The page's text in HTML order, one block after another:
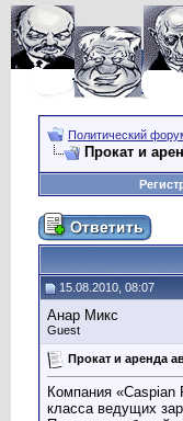
Политический
Прокат и
15.08.2010, 08:07
Анар Микс
Guest
Прокат и аренда
Компания «Caspian
класса ведущих